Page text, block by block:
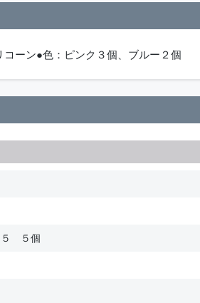
ーン●色：ピンク３個、ブルー２個
５ ５個